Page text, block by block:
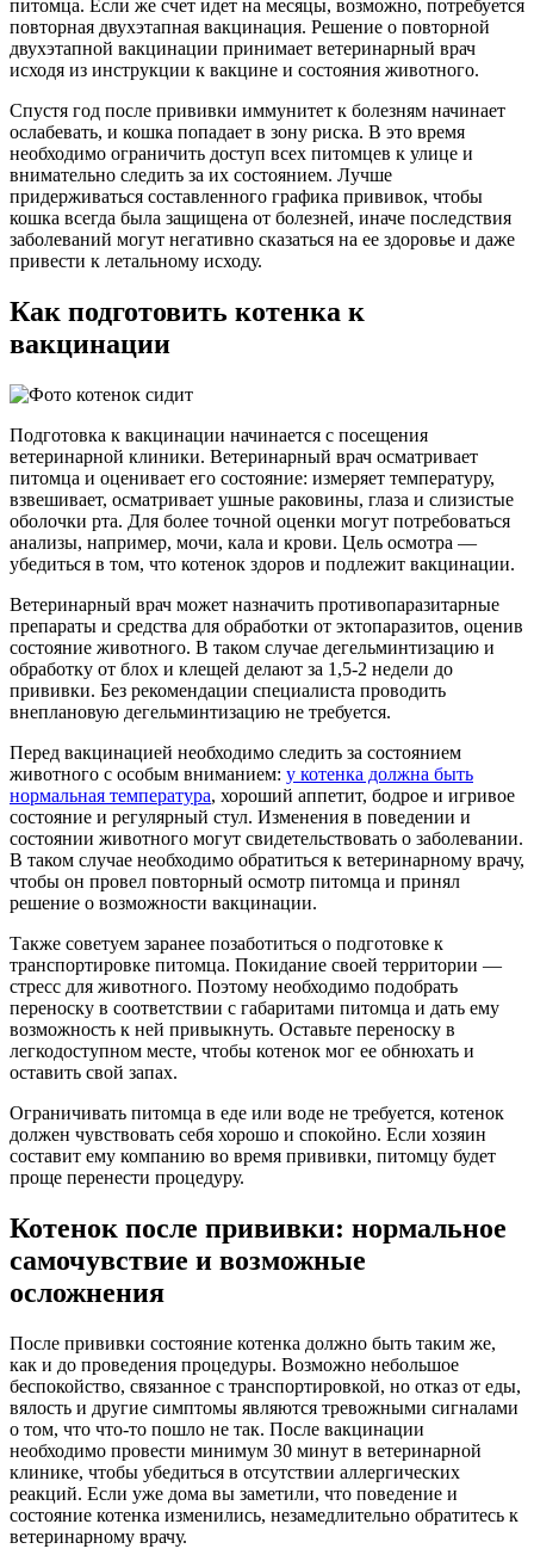
питомца. Если же счет идет на месяцы, возможно, потребуется
повторная двухэтапная вакцинация. Решение о повторной
двухэтапной вакцинации принимает ветеринарный врач
исходя из инструкции к вакцине и состояния животного.
Спустя год после прививки иммунитет к болезням начинает
ослабевать, и кошка попадает в зону риска. В это время
необходимо ограничить доступ всех питомцев к улице и
внимательно следить за их состоянием. Лучше
придерживаться составленного графика прививок, чтобы
кошка всегда была защищена от болезней, иначе последствия
заболеваний могут негативно сказаться на ее здоровье и даже
привести к летальному исходу.
Как подготовить котенка к
вакцинации
Подготовка к вакцинации начинается с посещения
ветеринарной клиники. Ветеринарный врач осматривает
питомца и оценивает его состояние: измеряет температуру,
взвешивает, осматривает ушные раковины, глаза и слизистые
оболочки рта. Для более точной оценки могут потребоваться
анализы, например, мочи, кала и крови. Цель осмотра —
убедиться в том, что котенок здоров и подлежит вакцинации.
Ветеринарный врач может назначить противопаразитарные
препараты и средства для обработки от эктопаразитов, оценив
состояние животного. В таком случае дегельминтизацию и
обработку от блох и клещей делают за 1,5-2 недели до
прививки. Без рекомендации специалиста проводить
внеплановую дегельминтизацию не требуется.
Перед вакцинацией необходимо следить за состоянием
животного с особым вниманием: у котенка должна быть
нормальная температура, хороший аппетит, бодрое и игривое
состояние и регулярный стул. Изменения в поведении и
состоянии животного могут свидетельствовать о заболевании.
В таком случае необходимо обратиться к ветеринарному врачу,
чтобы он провел повторный осмотр питомца и принял
решение о возможности вакцинации.
Также советуем заранее позаботиться о подготовке к
транспортировке питомца. Покидание своей территории —
стресс для животного. Поэтому необходимо подобрать
переноску в соответствии с габаритами питомца и дать ему
возможность к ней привыкнуть. Оставьте переноску в
легкодоступном месте, чтобы котенок мог ее обнюхать и
оставить свой запах.
Ограничивать питомца в еде или воде не требуется, котенок
должен чувствовать себя хорошо и спокойно. Если хозяин
составит ему компанию во время прививки, питомцу будет
проще перенести процедуру.
Котенок после прививки: нормальное
самочувствие и возможные
осложнения
После прививки состояние котенка должно быть таким же,
как и до проведения процедуры. Возможно небольшое
беспокойство, связанное с транспортировкой, но отказ от еды,
вялость и другие симптомы являются тревожными сигналами
о том, что что-то пошло не так. После вакцинации
необходимо провести минимум 30 минут в ветеринарной
клинике, чтобы убедиться в отсутствии аллергических
реакций. Если уже дома вы заметили, что поведение и
состояние котенка изменились, незамедлительно обратитесь к
ветеринарному врачу.